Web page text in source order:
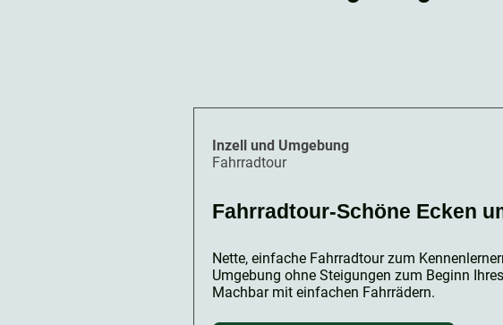
Inzell und Umgebung
Fahrradtour
Fahrradtour-Schöne Ecken
Nette, einfache Fahrradtour zum
Umgebung ohne Steigungen zum Beginn
Machbar mit einfachen Fahrrädern.